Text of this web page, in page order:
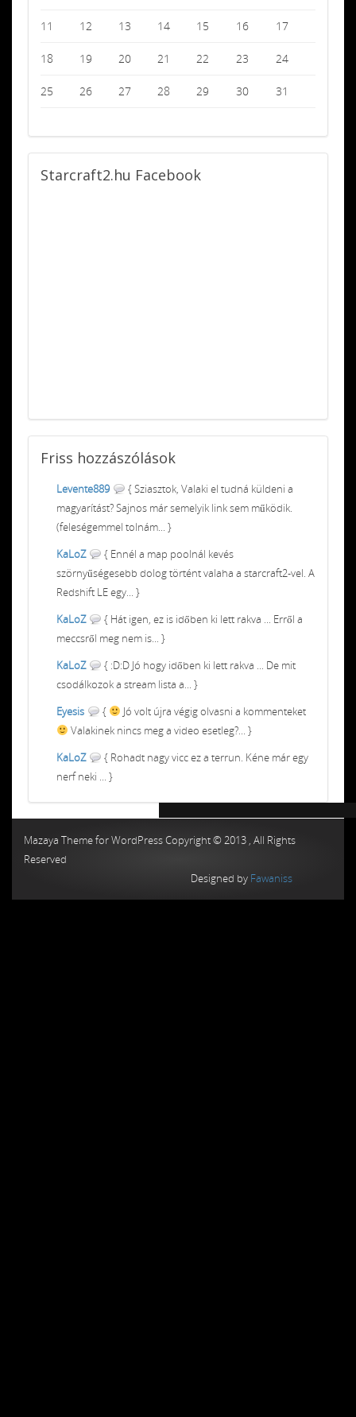
11 12 13 14 15 16 17
18 19 20 21 22 23 24
25 26 27 28 29 30 31
Starcraft2.hu Facebook
Friss hozzászólások
Levente889
{ Sziasztok, Valaki el tudná küldeni a
magyarítást? Sajnos már semelyik link sem működik.
(feleségemmel tolnám... }
KaLoZ
{ Ennél a map poolnál kevés
szörnyűségesebb dolog történt valaha a starcraft2-vel. A
Redshift LE egy... }
KaLoZ
{ Hát igen, ez is időben ki lett rakva ... Erről a
meccsről meg nem is... }
KaLoZ
{ :D:D Jó hogy időben ki lett rakva ... De mit
csodálkozok a stream lista a... }
Eyesis
{
Jó volt újra végig olvasni a kommenteket
Valakinek nincs meg a video esetleg?... }
KaLoZ
{ Rohadt nagy vicc ez a terrun. Kéne már egy
nerf neki ... }
Mazaya Theme for WordPress Copyright © 2013 , All Rights
Reserved
Designed by Fawaniss